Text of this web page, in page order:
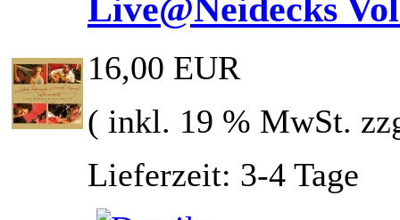
Live@Neidecks
16,00 EUR
( inkl. 19 % MwSt.
Lieferzeit: 3-4 Tage